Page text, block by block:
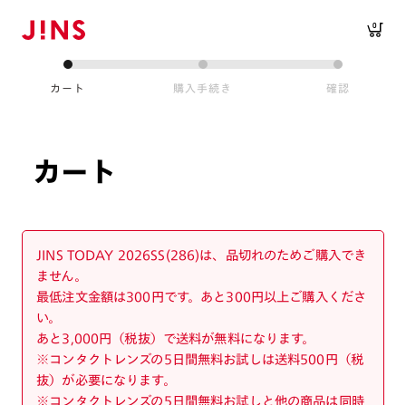
0
カート 購入手続き 確認
カート
JINS TODAY 2026SS(286)は、品切れのためご購入でき
ません。
最低注文金額は300円です。あと300円以上ご購入くださ
い。
あと3,000円（税抜）で送料が無料になります。
※コンタクトレンズの5日間無料お試しは送料500円（税
抜）が必要になります。
※コンタクトレンズの5日間無料お試しと他の商品は同時